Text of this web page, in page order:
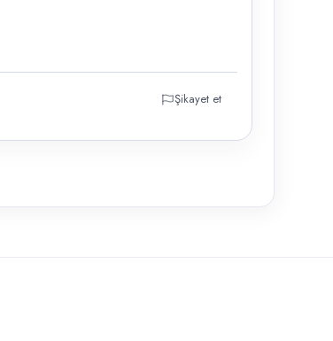
Şikayet et